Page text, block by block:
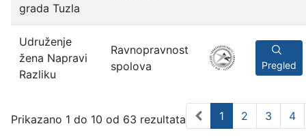
grada Tuzla
Udruženje
žena Napravi
Razliku
Ravnopravnost
spolova
Pregled
Prikazano 1 do 10 od 63 rezultata 1 2 3 4